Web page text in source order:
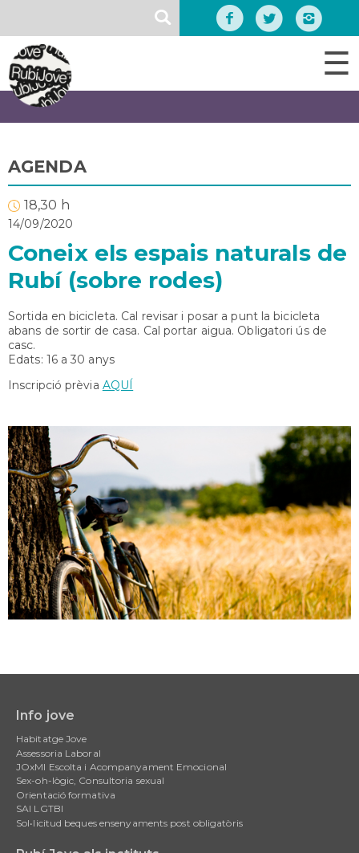
contingut
☰
AGENDA
18,30 h
14/09/2020
Coneix els espais naturals de
Rubí (sobre rodes)
Sortida en bicicleta. Cal revisar i posar a punt la bicicleta
abans de sortir de casa. Cal portar aigua. Obligatori ús de
casc.
Edats: 16 a 30 anys
Inscripció prèvia AQUÍ
navigation
Info jove
Habitatge Jove
Assessoria Laboral
JOxMI Escolta i Acompanyament Emocional
Sex-oh-lògic, Consultoria sexual
Orientació formativa
SAI LGTBI
Sol•licitud beques ensenyaments post obligatòris